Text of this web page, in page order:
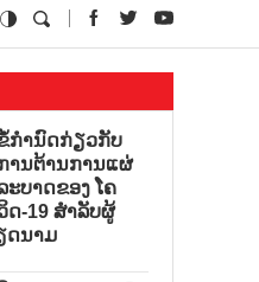
ກຳນົດກ່ຽວກັບ
ານຕ້ານການແຜ່
ະບາດຂອງ ໂຄ
ດ-19 ສຳລັບຜູ້
ດນາມ